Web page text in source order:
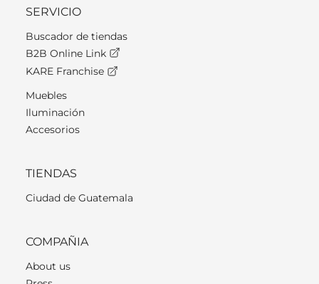
SERVICIO
Buscador de tiendas
B2B Online Link
KARE Franchise
Muebles
Iluminación
Accesorios
TIENDAS
Ciudad de Guatemala
COMPAÑIA
About us